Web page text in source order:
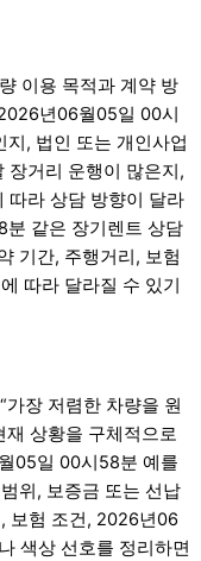
이용 목적과 계약 방
년06월05일 00시
, 법인 또는 개인사업
장거리 운행이 많은지,
따라 상담 방향이 달라
같은 장기렌트 상담
기간, 주행거리, 보험
따라 달라질 수 있기
장 저렴한 차량을 원
재 상황을 구체적으로
05일 00시58분 예를
위, 보증금 또는 선납
보험 조건, 2026년06
색상 선호를 정리하면